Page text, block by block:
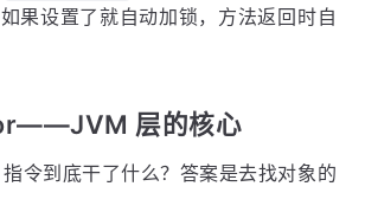
果设置了就自动加锁，方法返回时自
层的核心
指令到底干了什么？答案是去找对象的